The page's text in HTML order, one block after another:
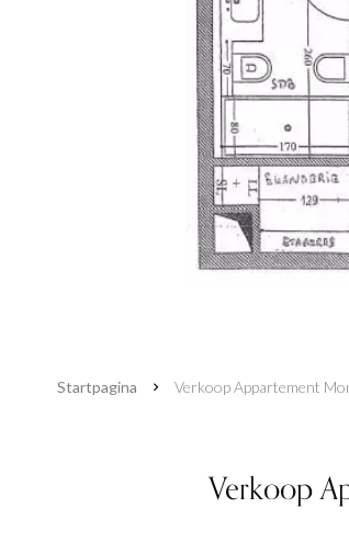
Startpagina Verkoop Appartement
Verkoop